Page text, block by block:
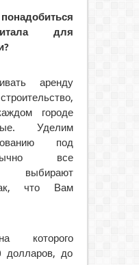
для
аренду
городе
Уделим
под
все
выбирают
что Вам
которого
долларов, до